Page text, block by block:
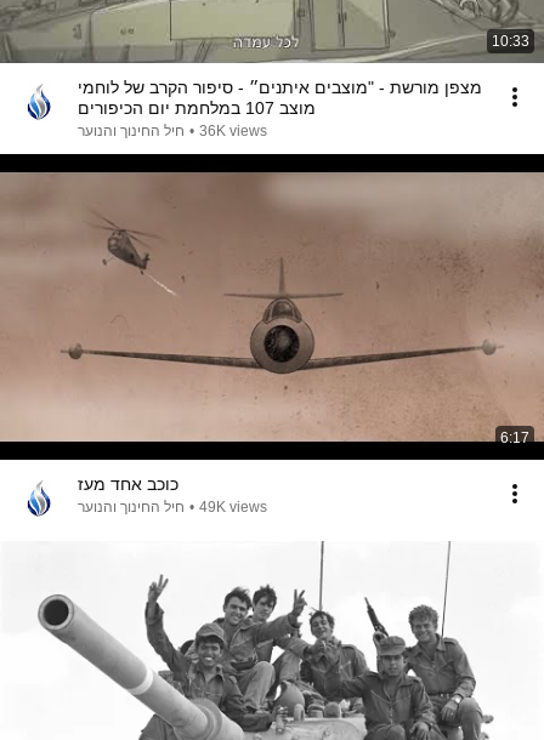
10:33
מצפן מורשת - "מוצבים איתנים״ - סיפור הקרב של לוחמי
מוצב 107 במלחמת יום הכיפורים
חיל החינוך והנוער • 36K views
6:17
כוכב אחד מעז
חיל החינוך והנוער • 49K views